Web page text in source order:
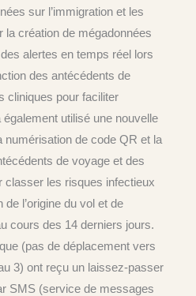
sur l’immigration et les
création de mégadonnées
alertes en temps réel lors
des antécédents de
cliniques pour faciliter
également utilisé une nouvelle
numérisation de code QR et la
de voyage et des
les risques infectieux
l’origine du vol et de
cours des 14 derniers jours.
(pas de déplacement vers
3) ont reçu un laissez-passer
SMS (service de messages